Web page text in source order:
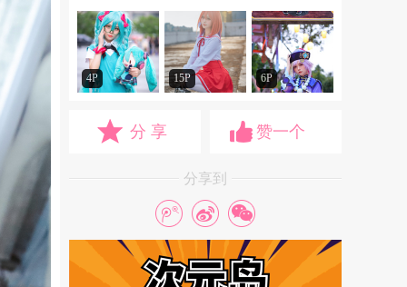
4P 15P 6P
分 享 赞一个
分享到